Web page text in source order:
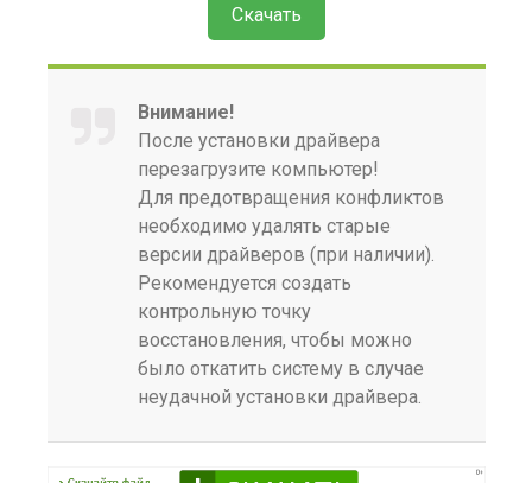
Скачать
Внимание!
После установки драйвера
перезагрузите компьютер!
Для предотвращения конфликтов
необходимо удалять старые
версии драйверов (при наличии).
Рекомендуется создать
контрольную точку
восстановления, чтобы можно
было откатить систему в случае
неудачной установки драйвера.